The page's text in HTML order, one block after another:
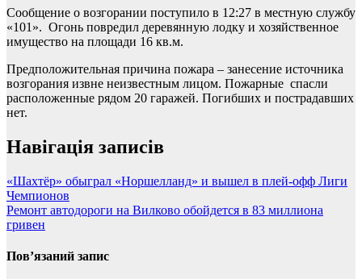
Сообщение о возгорании поступило в 12:27 в местную службу
«101». Огонь повредил деревянную лодку и хозяйственное
имущество на площади 16 кв.м.
Предположительная причина пожара – занесение источника
возгорания извне неизвестным лицом. Пожарные спасли
расположенные рядом 20 гаражей. Погибших и пострадавших
нет.
Навігація записів
«Шахтëр» обыграл «Норшелланд» и вышел в плей-офф Лиги
Чемпионов
Ремонт автодороги на Вилково обойдется в 83 миллиона
гривен
Пов’язаний запис